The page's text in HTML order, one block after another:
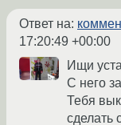
Ответ на:
17:20:49 +00:00
Ищи
С него
Тебя
сделать